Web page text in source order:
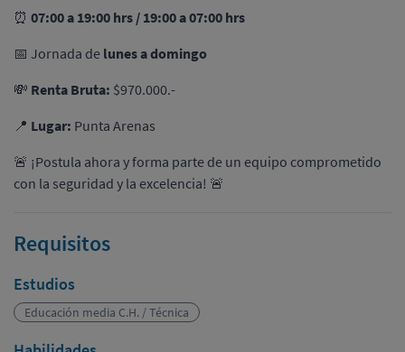
⏰ 07:00 a 19:00 hrs / 19:00 a 07:00 hrs
📅 Jornada de lunes a domingo
💸 Renta Bruta: $970.000.-
📍 Lugar: Punta Arenas
🚨 ¡Postula ahora y forma parte de un equipo comprometido
con la seguridad y la excelencia! 🚨
Requisitos
Estudios
Educación media C.H. / Técnica